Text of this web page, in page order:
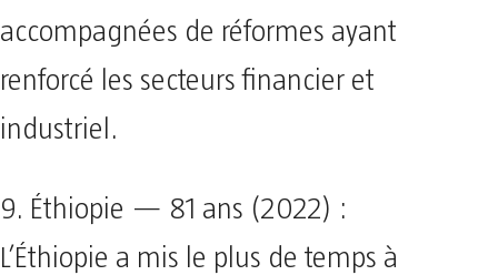
accompagnées de réformes ayant
renforcé les secteurs financier et
industriel.
9. Éthiopie — 81 ans (2022) :
L’Éthiopie a mis le plus de temps à